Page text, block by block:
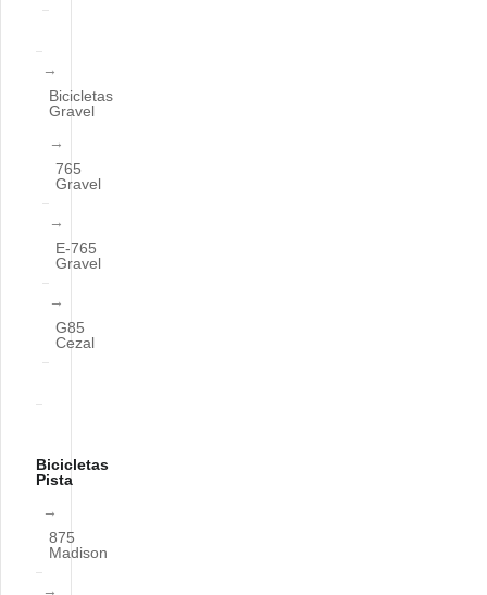
Bicicletas
Gravel
765
Gravel
E-765
Gravel
G85
Cezal
Bicicletas
Pista
875
Madison